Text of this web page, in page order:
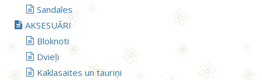
Sandales
AKSESUĀRI
Bloknoti
Dvieļi
Kaklasaites un tauriņi